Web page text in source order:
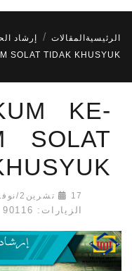
الرئيسية المقالات إرشاد
SOLAT TIDAK KHUSYUK
KE-
SOLAT
17 تشرين2/نوفمبر 2016
الزيارات: 90116